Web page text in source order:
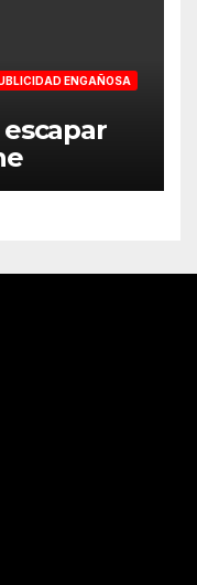
ENGAÑOSA
escapar